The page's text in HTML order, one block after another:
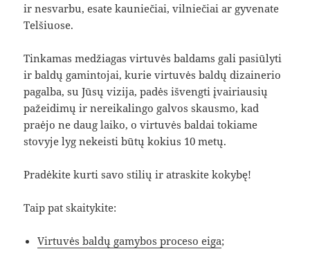
ir nesvarbu, esate kauniečiai, vilniečiai ar gyvenate
Telšiuose.
Tinkamas medžiagas virtuvės baldams gali pasiūlyti
ir baldų gamintojai, kurie virtuvės baldų dizainerio
pagalba, su Jūsų vizija, padės išvengti įvairiausių
pažeidimų ir nereikalingo galvos skausmo, kad
praėjo ne daug laiko, o virtuvės baldai tokiame
stovyje lyg nekeisti būtų kokius 10 metų.
Pradėkite kurti savo stilių ir atraskite kokybę!
Taip pat skaitykite:
Virtuvės baldų gamybos proceso eiga;